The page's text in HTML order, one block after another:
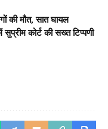
की मौत, सात घायल
सुप्रीम कोर्ट की सख्त टिप्पणी